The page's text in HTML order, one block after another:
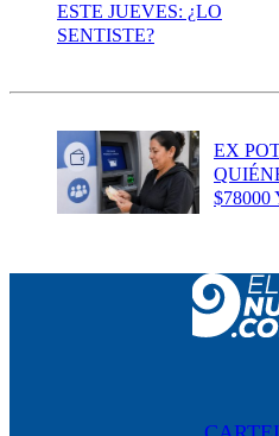
ESTE JUEVES: ¿LO
SENTISTE?
EX
$78000